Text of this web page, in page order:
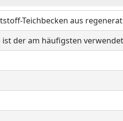
Teichbecken aus
ist der am häufigsten